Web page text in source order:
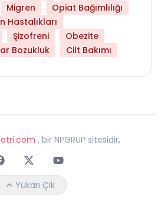
Migren
Opiat Bağımlılığı
Hastalıkları
Şizofreni
Obezite
Bozukluk Cilt Bakımı
, bir NPGRUP sitesidir,
FaceebokTwitterYoutube
Yukarı Çık